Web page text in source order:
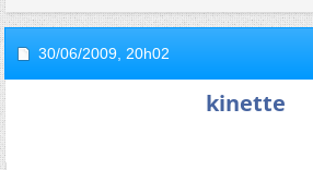
30/06/2009, 20h02
kinette